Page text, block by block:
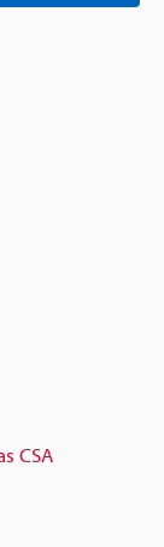
CSA